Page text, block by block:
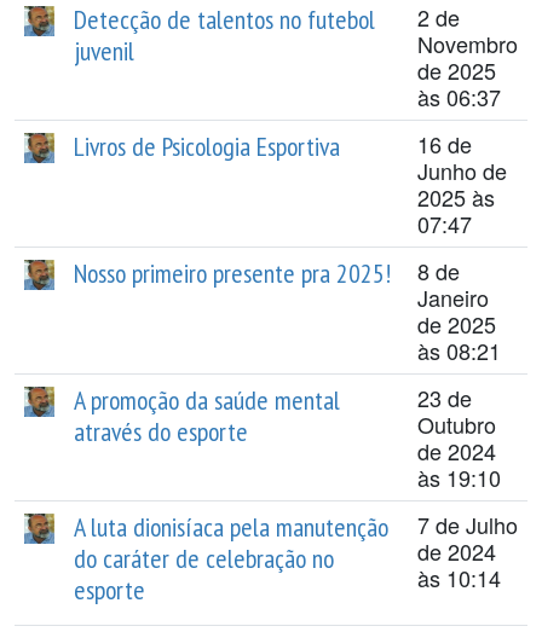
Detecção de talentos no futebol
juvenil
2 de
Novembro
de 2025
às 06:37
Livros de Psicologia Esportiva
16 de
Junho de
2025 às
07:47
Nosso primeiro presente pra 2025!
8 de
Janeiro
de 2025
às 08:21
A promoção da saúde mental
através do esporte
23 de
Outubro
de 2024
às 19:10
A luta dionisíaca pela manutenção
do caráter de celebração no
esporte
7 de Julho
de 2024
às 10:14